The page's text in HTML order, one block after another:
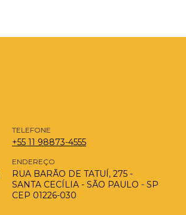
TELEFONE
+55 11 98873-4555
ENDEREÇO
RUA BARÃO DE TATUÍ, 275 -
SANTA CECÍLIA - SÃO PAULO - SP
CEP 01226-030